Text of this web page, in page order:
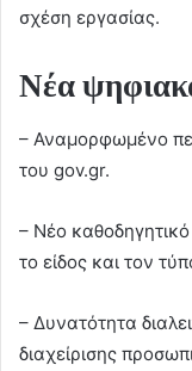
σχέση εργασίας.
Νέα
– Αναμορφωμένο
του gov.gr.
– Νέο
το είδος και τον
– Δυνατότητα
διαχείρισης